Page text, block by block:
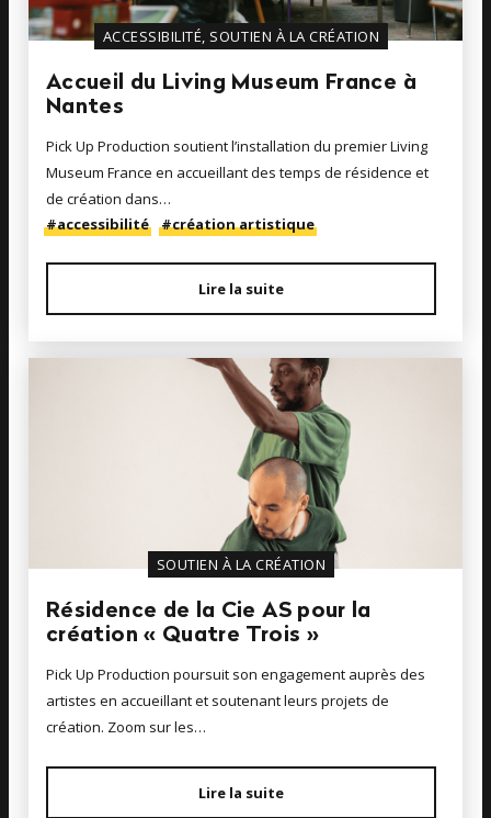
ACCESSIBILITÉ, SOUTIEN À LA CRÉATION
Accueil du Living Museum France à
Nantes
Pick Up Production soutient l’installation du premier Living
Museum France en accueillant des temps de résidence et
de création dans…
#accessibilité
#création artistique
Lire la suite
SOUTIEN À LA CRÉATION
Résidence de la Cie AS pour la
création « Quatre Trois »
Pick Up Production poursuit son engagement auprès des
artistes en accueillant et soutenant leurs projets de
création. Zoom sur les…
Lire la suite